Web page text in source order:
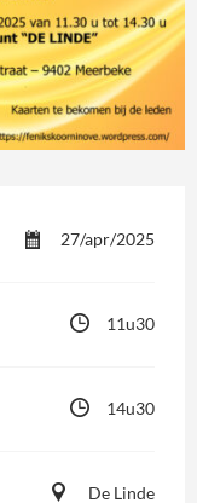
27/apr/2025
11u30
14u30
De Linde